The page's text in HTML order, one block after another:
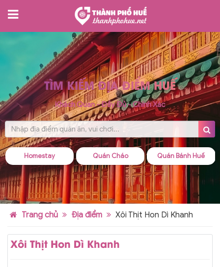
TÌM KIẾM ĐỊA ĐIỂM HUẾ
Khách Quan - Đầy Đủ - Chính Xác
Homestay Quán Cháo Quán Bánh Huế
Trang chủ Địa điểm Xôi Thịt Hon Dì Khanh
Xôi Thịt Hon Dì Khanh